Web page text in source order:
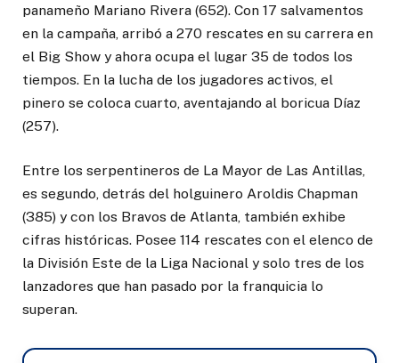
panameño Mariano Rivera (652). Con 17 salvamentos
en la campaña, arribó a 270 rescates en su carrera en
el Big Show y ahora ocupa el lugar 35 de todos los
tiempos. En la lucha de los jugadores activos, el
pinero se coloca cuarto, aventajando al boricua Díaz
(257).
Entre los serpentineros de La Mayor de Las Antillas,
es segundo, detrás del holguinero Aroldis Chapman
(385) y con los Bravos de Atlanta, también exhibe
cifras históricas. Posee 114 rescates con el elenco de
la División Este de la Liga Nacional y solo tres de los
lanzadores que han pasado por la franquicia lo
superan.